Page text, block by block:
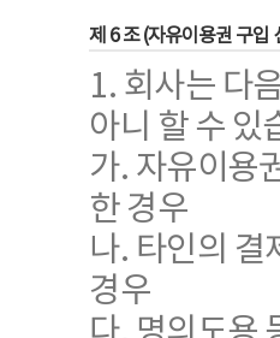
제 6 조 (자유이용권 구입
1. 회사는 다
아니 할 수 있
가. 자유이용
한 경우
나. 타인의 결
경우